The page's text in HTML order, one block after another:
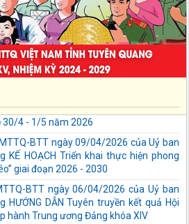
BTT ngày 09/04/2026 của Uỷ ban
KẾ HOẠCH Triển khai thực hiện phong
giai đoạn 2026 - 2030
BTT ngày 06/04/2026 của Uỷ ban
HƯỚNG DẪN Tuyên truyền kết quả Hội
hành Trung ương Đảng khóa XIV
Đại hội XIV của Đảng ngày 23/01/2026
Đại hội XIV của Đảng
23/01/2026 của Bộ Chính trị Chỉ thị số
học tập, quán triệt, tuyên truyền và triển
Đại hội XIV của Đảng
ngày 07/01/2026 của Bộ Chính trị Toàn
năm 2026 của Bộ Chính trị về phát triển